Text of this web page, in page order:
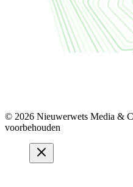
© 2026 Nieuwerwets Media &
voorbehouden